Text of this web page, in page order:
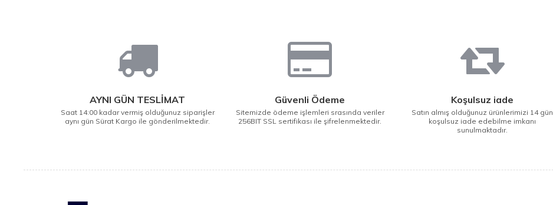
AYNI GÜN TESLİMAT
Saat 14:00 kadar vermiş olduğunuz siparişler
aynı gün Sürat Kargo ile gönderilmektedir.
Güvenli Ödeme
Sitemizde ödeme işlemleri srasında veriler
256BIT SSL sertifikası ile şifrelenmektedir.
Koşulsuz iade
Satın almış olduğunuz ürünlerimizi 14 gün
koşulsuz iade edebilme imkanı
sunulmaktadır.